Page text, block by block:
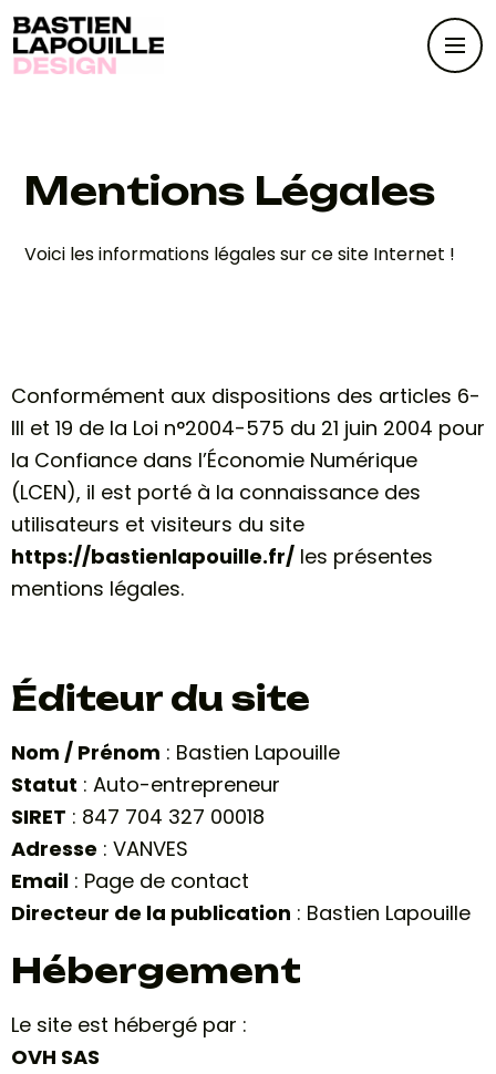
Mentions Légales
Voici les informations légales sur ce site Internet !
Conformément aux dispositions des articles 6-
III et 19 de la Loi n°2004-575 du 21 juin 2004 pour
la Confiance dans l’Économie Numérique
(LCEN), il est porté à la connaissance des
utilisateurs et visiteurs du site
https://bastienlapouille.fr/ les présentes
mentions légales.
Éditeur du site
Nom / Prénom : Bastien Lapouille
Statut : Auto-entrepreneur
SIRET : 847 704 327 00018
Adresse : VANVES
Email : Page de contact
Directeur de la publication : Bastien Lapouille
Hébergement
Le site est hébergé par :
OVH SAS